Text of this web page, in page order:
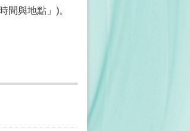
間與地點」)。